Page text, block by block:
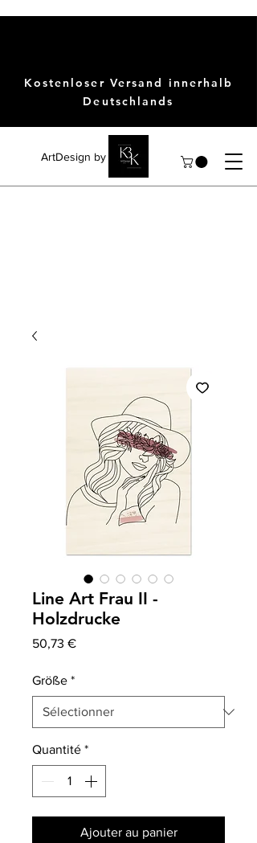
ArtDesign by KBK
Kostenloser Versand innerhalb
Deutschlands
Line Art Frau II -
Holzdrucke
50,73 €Prix
Größe *
Quantité *
Ajouter au panier